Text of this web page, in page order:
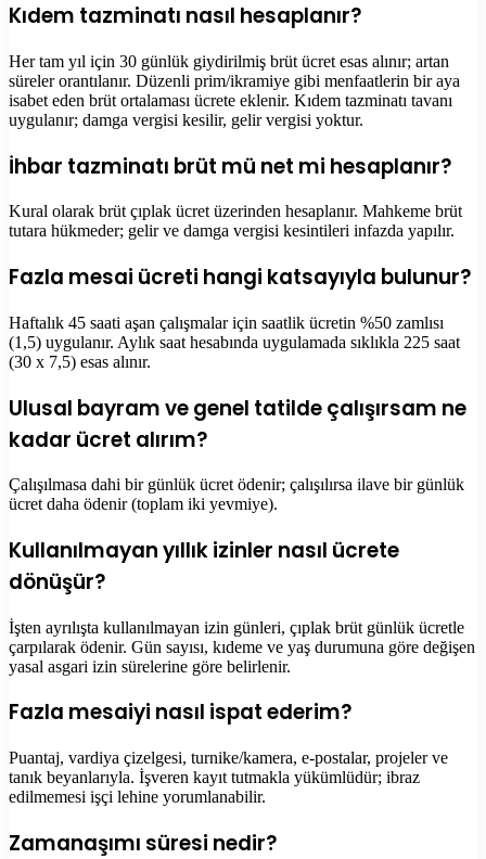
Kıdem tazminatı nasıl hesaplanır?
Her tam yıl için 30 günlük giydirilmiş brüt ücret esas alınır; artan
süreler orantılanır. Düzenli prim/ikramiye gibi menfaatlerin bir aya
isabet eden brüt ortalaması ücrete eklenir. Kıdem tazminatı tavanı
uygulanır; damga vergisi kesilir, gelir vergisi yoktur.
İhbar tazminatı brüt mü net mi hesaplanır?
Kural olarak brüt çıplak ücret üzerinden hesaplanır. Mahkeme brüt
tutara hükmeder; gelir ve damga vergisi kesintileri infazda yapılır.
Fazla mesai ücreti hangi katsayıyla bulunur?
Haftalık 45 saati aşan çalışmalar için saatlik ücretin %50 zamlısı
(1,5) uygulanır. Aylık saat hesabında uygulamada sıklıkla 225 saat
(30 x 7,5) esas alınır.
Ulusal bayram ve genel tatilde çalışırsam ne
kadar ücret alırım?
Çalışılmasa dahi bir günlük ücret ödenir; çalışılırsa ilave bir günlük
ücret daha ödenir (toplam iki yevmiye).
Kullanılmayan yıllık izinler nasıl ücrete
dönüşür?
İşten ayrılışta kullanılmayan izin günleri, çıplak brüt günlük ücretle
çarpılarak ödenir. Gün sayısı, kıdeme ve yaş durumuna göre değişen
yasal asgari izin sürelerine göre belirlenir.
Fazla mesaiyi nasıl ispat ederim?
Puantaj, vardiya çizelgesi, turnike/kamera, e-postalar, projeler ve
tanık beyanlarıyla. İşveren kayıt tutmakla yükümlüdür; ibraz
edilmemesi işçi lehine yorumlanabilir.
Zamanaşımı süresi nedir?